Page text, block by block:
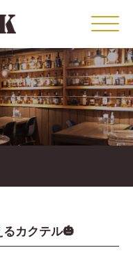
Click
カクテル🎃